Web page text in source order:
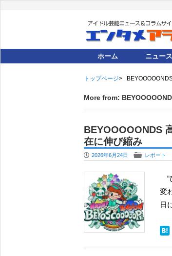
ホーム ニュース
トップページ
More from:
BEYOOOOONDS
在に伸び縮み
P 2026年6月24日 F レポート
“びよ～～～ん” と自在に伸び縮みす
変
日